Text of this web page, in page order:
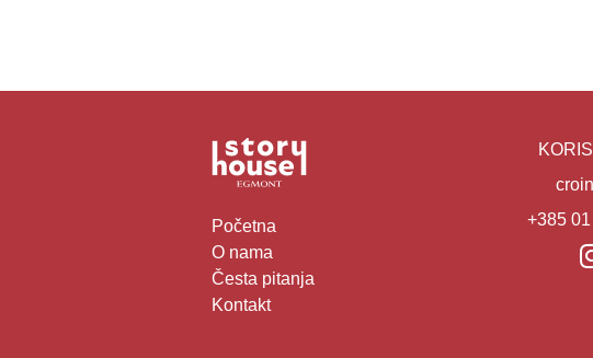
Početna
O nama
Česta pitanja
Kontakt
+385